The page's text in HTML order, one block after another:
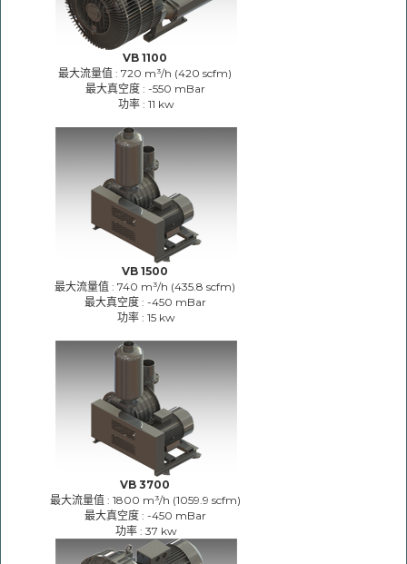
VB 1100
最大流量值 : 720 m³/h (420 scfm)
最大真空度 : -550 mBar
功率 : 11 kw
VB 1500
最大流量值 : 740 m³/h (435.8 scfm)
最大真空度 : -450 mBar
功率 : 15 kw
VB 3700
最大流量值 : 1800 m³/h (1059.9 scfm)
最大真空度 : -450 mBar
功率 : 37 kw